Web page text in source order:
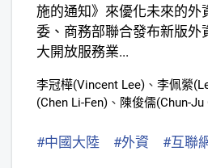
施的通知》來優化未來的外
委、商務部聯合發布新版外
大開放服務業...
李冠樺(Vincent Lee) 、 李佩縈
(Chen Li-Fen) 、 陳俊儒(Chun-Ju
Huang)、謝雨豆
#中國大陸 #外資 #互聯